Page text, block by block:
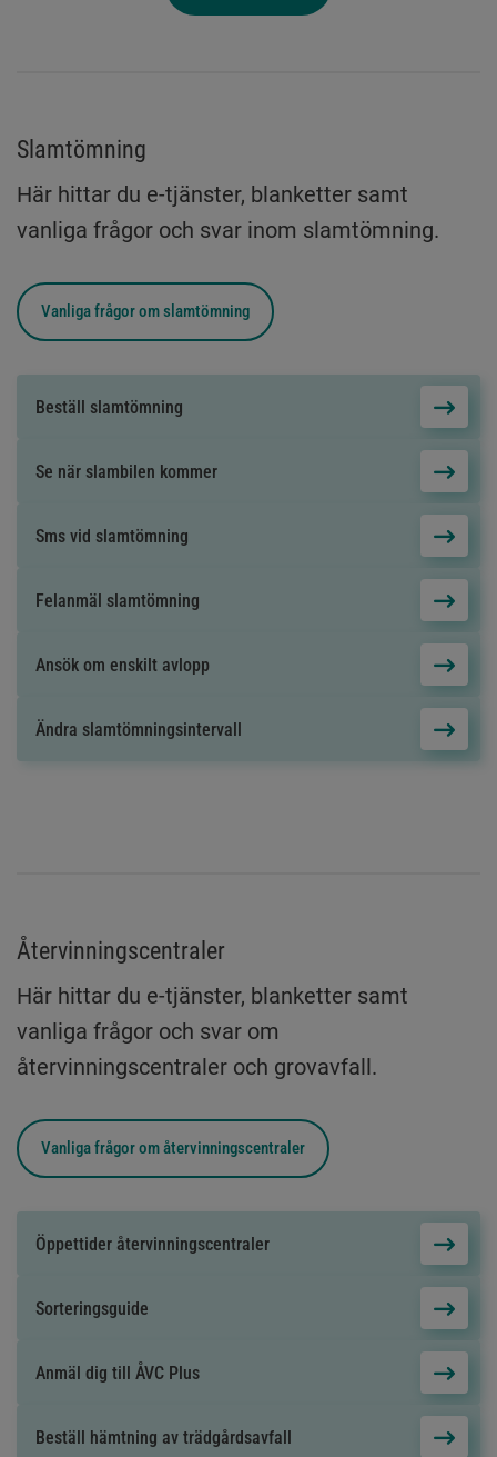
Slamtömning
Här hittar du e-tjänster, blanketter samt
vanliga frågor och svar inom slamtömning.
Vanliga frågor omslamtömning
Beställ slamtömning
Se när slambilen kommer
Sms vid slamtömning
Felanmäl slamtömning
Ansök om enskilt avlopp
Ändra slamtömningsintervall
Återvinningscentraler
Här hittar du e-tjänster, blanketter samt
vanliga frågor och svar om
återvinningscentraler och grovavfall.
Vanliga frågor omåtervinningscentraler
Öppettider återvinningscentraler
Sorteringsguide
Anmäl dig till ÅVC Plus
Beställ hämtning av trädgårdsavfall